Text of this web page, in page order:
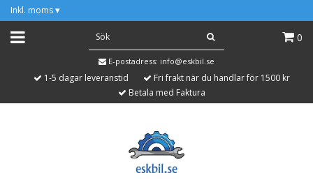
Inkl. moms ▾
0
E-postadress: info@eskbil.se
1-5 dagar leveranstid
Fri frakt när du handlar för 1500 kr
Betala med Faktura